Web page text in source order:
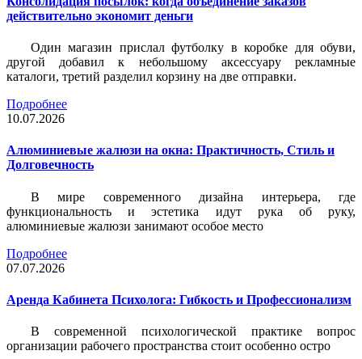
действительно экономит деньги
Один магазин прислал футболку в коробке для обуви,
другой добавил к небольшому аксессуару рекламные
каталоги, третий разделил корзину на две отправки.
Подробнее
10.07.2026
Алюминиевые жалюзи на окна: Практичность, Стиль и
Долговечность
В мире современного дизайна интерьера, где
функциональность и эстетика идут рука об руку,
алюминиевые жалюзи занимают особое место
Подробнее
07.07.2026
Аренда Кабинета Психолога: Гибкость и Профессионализм
В современной психологической практике вопрос
организации рабочего пространства стоит особенно остро